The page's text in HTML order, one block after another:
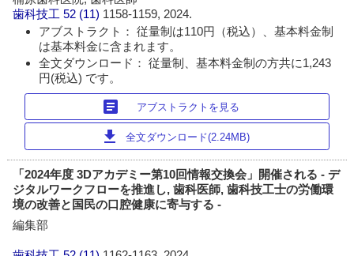
歯科技工 52 (11) 1158-1159, 2024.
アブストラクト： 従量制は110円（税込）、基本料金制
は基本料金に含まれます。
全文ダウンロード： 従量制、基本料金制の方共に1,243
円(税込) です。
article アブストラクトを見る
download 全文ダウンロード(2.24MB)
「2024年度 3Dアカデミー第10回情報交換会」開催される - デ
ジタルワークフローを推進し, 歯科医師, 歯科技工士の労働環
境の改善と国民の口腔健康に寄与する -
編集部